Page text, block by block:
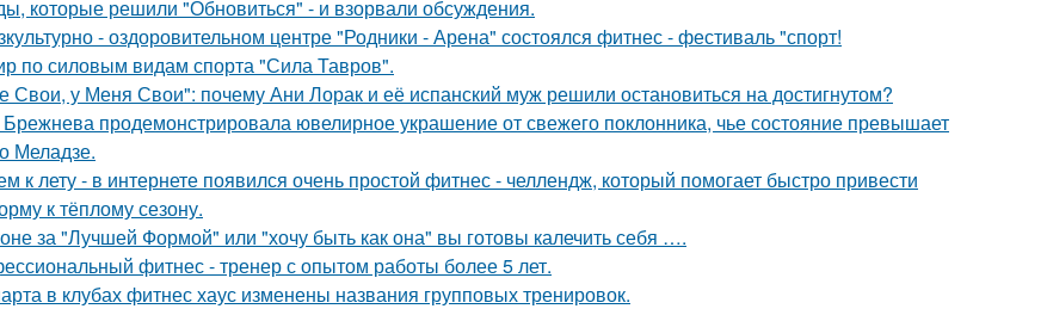
которые решили "Обновиться" - и взорвали обсуждения.
- оздоровительном центре "Родники - Арена" состоялся фитнес - фестиваль "спорт!
по силовым видам спорта "Сила Тавров".
Свои, у Меня Свои": почему Ани Лорак и её испанский муж решили остановиться на достигнутом?
продемонстрировала ювелирное украшение от свежего поклонника, чье состояние превышает
Меладзе.
к лету - в интернете появился очень простой фитнес - челлендж, который помогает быстро привести
к тёплому сезону.
за "Лучшей Формой" или "хочу быть как она" вы готовы калечить себя ….
фитнес - тренер с опытом работы более 5 лет.
в клубах фитнес хаус изменены названия групповых тренировок.